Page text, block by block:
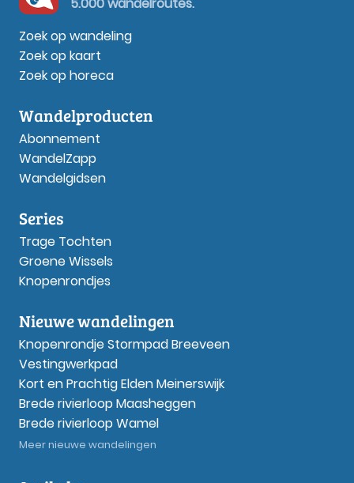
5.000 wandelroutes.
Zoek op wandeling
Zoek op kaart
Zoek op horeca
Wandelproducten
Abonnement
WandelZapp
Wandelgidsen
Series
Trage Tochten
Groene Wissels
Knopenrondjes
Nieuwe wandelingen
Knopenrondje Stormpad Breeveen
Vestingwerkpad
Kort en Prachtig Elden Meinerswijk
Brede rivierloop Maasheggen
Brede rivierloop Wamel
Meer nieuwe wandelingen